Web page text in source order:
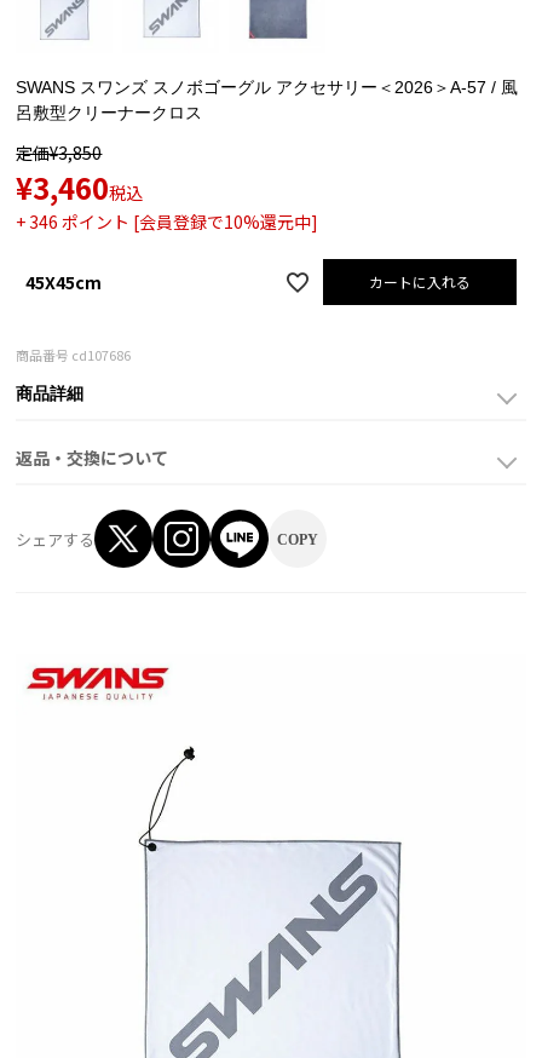
SWANS スワンズ スノボゴーグル アクセサリー＜2026＞A-57 / 風
呂敷型クリーナークロス
定価¥3,850
¥3,460税込
+346 ポイント [会員登録で10%還元中]
45X45cm カートに入れる
商品番号 cd107686
商品詳細
返品・交換について
シェアする